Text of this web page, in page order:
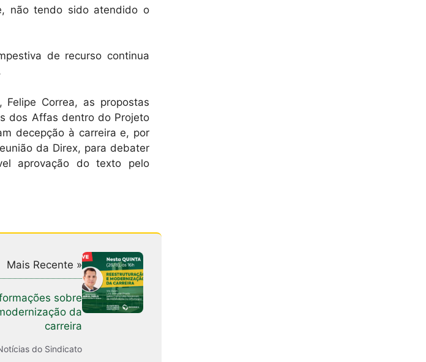
não tendo sido atendido o
de recurso continua
Correa, as propostas
dos Affas dentro do Projeto
decepção à carreira e, por
da Direx, para debater
aprovação do texto pelo
Mais Recente »
sobre
da
carreira
do Sindicato